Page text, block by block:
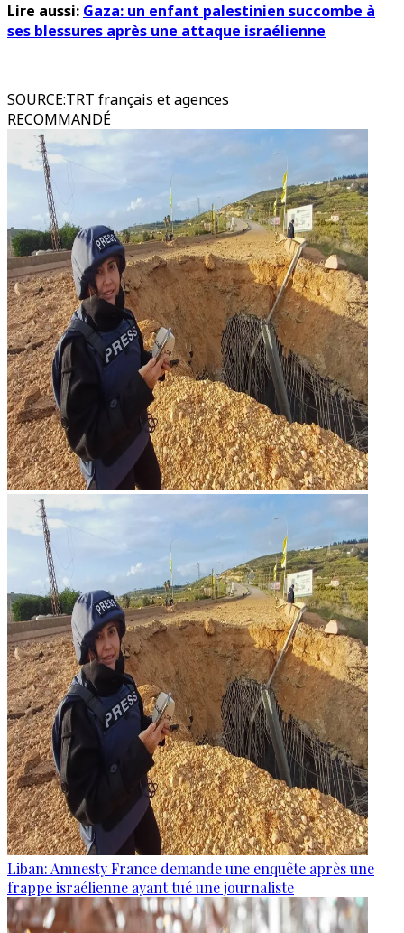
Lire aussi: Gaza: un enfant palestinien succombe à
ses blessures après une attaque israélienne
SOURCE:TRT français et agences
RECOMMANDÉ
Liban: Amnesty France demande une enquête après une
frappe israélienne ayant tué une journaliste